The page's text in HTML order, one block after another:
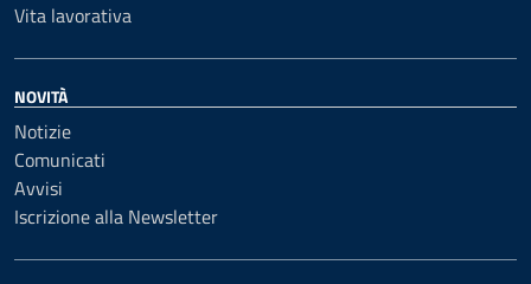
Vita lavorativa
NOVITÀ
Notizie
Comunicati
Avvisi
Iscrizione alla Newsletter